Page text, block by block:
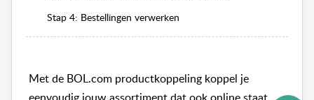
Stap 4: Bestellingen verwerken
Met de BOL.com productkoppeling koppel je